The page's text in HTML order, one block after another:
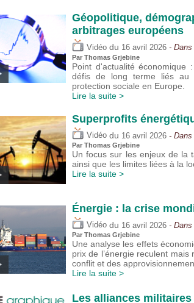
Géopolitique,
arbitrages européens
Vidéo du 16 avril 2026 -
Par Thomas Grjebine
Point d'actualité économique
défis de long terme liés au
protection sociale en Europe.
Lire la suite >
Superprofits
Vidéo du 16 avril 2026 -
Par Thomas Grjebine
Un focus sur les enjeux de la
ainsi que les limites liées à la
Lire la suite >
Énergie : la crise
Vidéo du 16 avril 2026 -
Par Thomas Grjebine
Une analyse les effets
prix de l’énergie reculent
conflit et des
Lire la suite >
Les alliances